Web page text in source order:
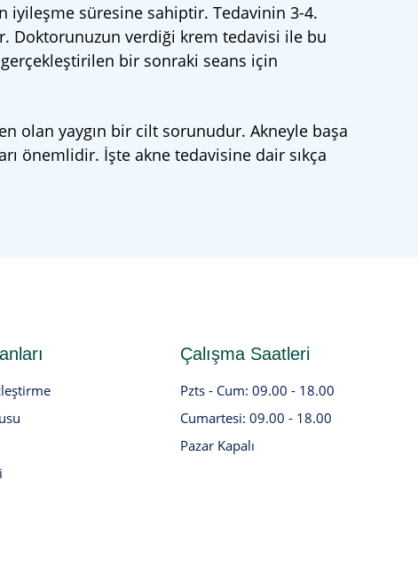
iyileşme süresine sahiptir. Tedavinin 3-4.
Doktorunuzun verdiği krem tedavisi ile bu
bir sonraki seans için
olan yaygın bir cilt sorunudur. Akneyle başa
önemlidir. İşte akne tedavisine dair sıkça
Çalışma Saatleri
Pzts - Cum: 09.00 - 18.00
Cumartesi: 09.00 - 18.00
Pazar Kapalı